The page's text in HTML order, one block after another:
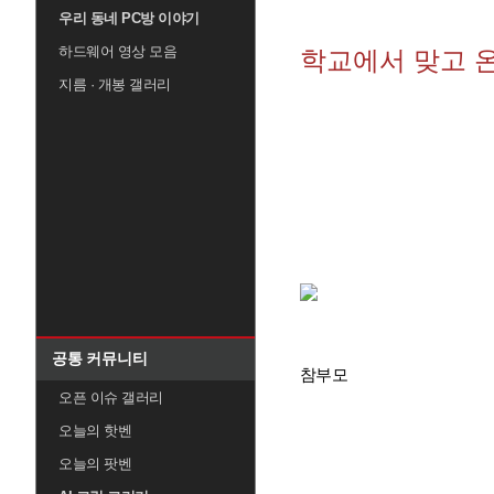
우리 동네 PC방 이야기
하드웨어 영상 모음
지름 · 개봉 갤러리
공통 커뮤니티
오픈 이슈 갤러리
오늘의 핫벤
오늘의 팟벤
학교에서 맞고
참부모